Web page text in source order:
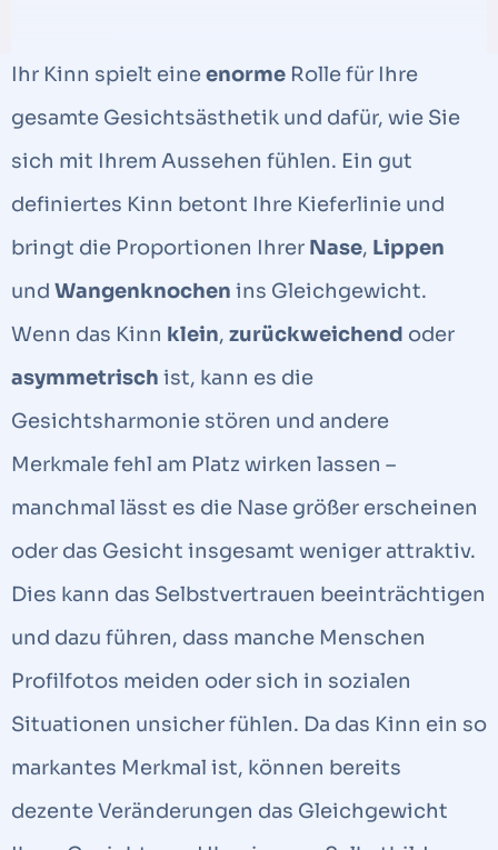
Ihr Kinn spielt eineenorme Rolle für Ihre
gesamte Gesichtsästhetik und dafür, wie Sie
sich mit Ihrem Aussehen fühlen. Ein gut
definiertes Kinn betont Ihre Kieferlinie und
bringt die Proportionen Ihrer Nase, Lippen
und Wangenknochen ins Gleichgewicht.
Wenn das Kinn klein, zurückweichend oder
asymmetrisch ist, kann es die
Gesichtsharmonie stören und andere
Merkmale fehl am Platz wirken lassen –
manchmal lässt es die Nase größer erscheinen
oder das Gesicht insgesamt weniger attraktiv.
Dies kann das Selbstvertrauen beeinträchtigen
und dazu führen, dass manche Menschen
Profilfotos meiden oder sich in sozialen
Situationen unsicher fühlen. Da das Kinn ein so
markantes Merkmal ist, können bereits
dezente Veränderungen das Gleichgewicht